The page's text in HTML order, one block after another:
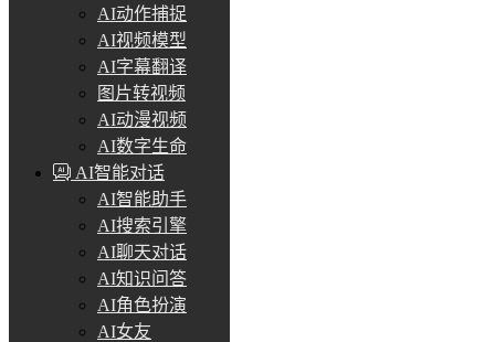
AI动作捕捉
AI视频模型
AI字幕翻译
图片转视频
AI动漫视频
AI数字生命
AI智能对话
AI智能助手
AI搜索引擎
AI聊天对话
AI知识问答
AI角色扮演
AI女友